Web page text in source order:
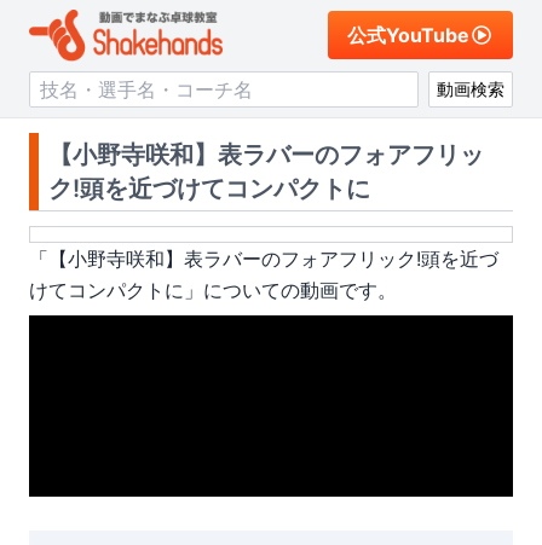
公式YouTube
動画検索
【小野寺咲和】表ラバーのフォアフリッ
ク!頭を近づけてコンパクトに
「 【小野寺咲和】表ラバーのフォアフリック!頭を近づ
けてコンパクトに 」についての動画です。